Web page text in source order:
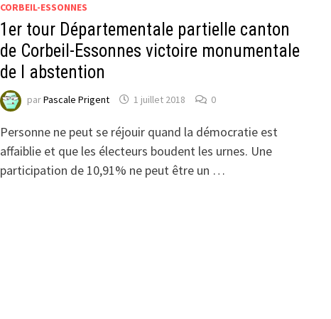
CORBEIL-ESSONNES
1er tour Départementale partielle canton
de Corbeil-Essonnes victoire monumentale
de l abstention
parPascale Prigent 1 juillet 2018 0
Personne ne peut se réjouir quand la démocratie est
affaiblie et que les électeurs boudent les urnes. Une
participation de 10,91% ne peut être un …